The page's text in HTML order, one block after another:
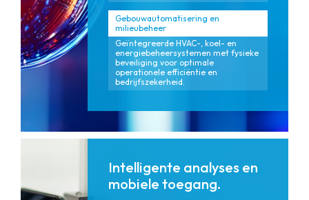
Gebouwautomatisering en
milieubeheer
Geïntegreerde HVAC-, koel- en
energiebeheersystemen met fysieke
beveiliging voor optimale
operationele efficiëntie en
bedrijfszekerheid.
Intelligente analyses en
mobiele toegang.